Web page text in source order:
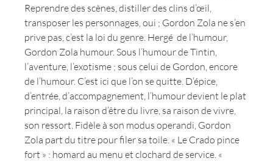
Reprendre des scènes, distiller des clins d’œil,
transposer les personnages, oui ; Gordon Zola ne s’en
prive pas, c’est la loi du genre. Hergé de l’humour,
Gordon Zola humour. Sous l’humour de Tintin,
l’aventure, l’exotisme ; sous celui de Gordon, encore
de l’humour. C’est ici que l’on se quitte. D’épice,
d’entrée, d’accompagnement, l’humour devient le plat
principal, la raison d’être du livre, sa raison de vivre,
son ressort. Fidèle à son modus operandi, Gordon
Zola part du titre pour filer sa toile. « Le Crado pince
fort » : homard au menu et clochard de service. «